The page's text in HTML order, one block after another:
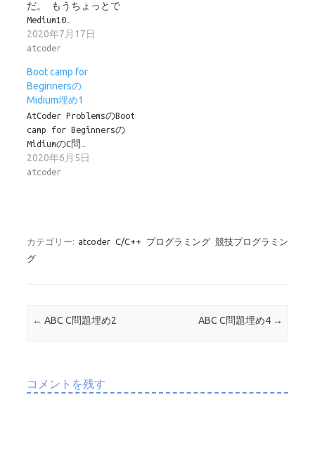
だ。 もうちょっとで
Medium10…
2020年7月17日
atcoder
Boot camp for
Beginnersの
Midium埋め1
AtCoder ProblemsのBoot
camp for Beginnersの
MidiumのC問…
2020年6月5日
atcoder
カテゴリー: atcoder C/C++ プログラミング 競技プログラミン
グ
投稿ナビゲーション
← ABC C問題埋め2 ABC C問題埋め4 →
コメントを残す